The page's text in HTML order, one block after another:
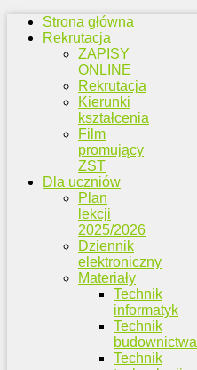
Strona główna
Rekrutacja
ZAPISY
ONLINE
Rekrutacja
Kierunki
kształcenia
Film
promujący
ZST
Dla uczniów
Plan
lekcji
2025/2026
Dziennik
elektroniczny
Materiały
Technik
informatyk
Technik
budownictwa
Technik